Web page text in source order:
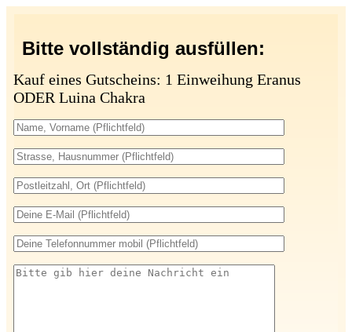
Bitte vollständig ausfüllen:
Kauf eines Gutscheins: 1 Einweihung Eranus
ODER Luina Chakra